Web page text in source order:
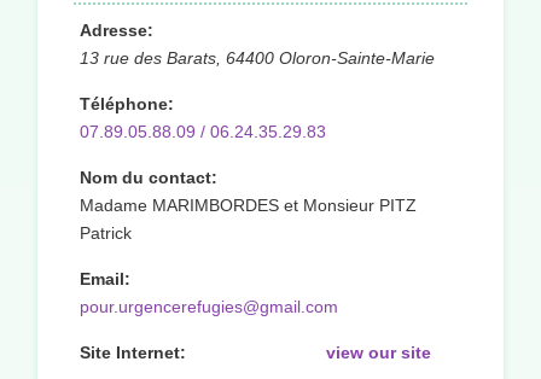
Adresse:
13 rue des Barats, 64400 Oloron-Sainte-Marie
Téléphone:
07.89.05.88.09 / 06.24.35.29.83
Nom du contact:
Madame MARIMBORDES et Monsieur PITZ
Patrick
Email:
pour.urgencerefugies@gmail.com
Site Internet: view our site